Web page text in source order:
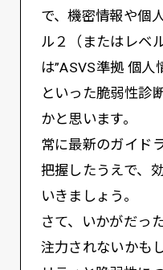
で、機密情報や個
ル２（またはレベ
は”ASVS準拠 個人
といった脆弱性診
かと思います。
常に最新のガイド
把握したうえで、
いきましょう。
さて、いかがだっ
注力されないかも